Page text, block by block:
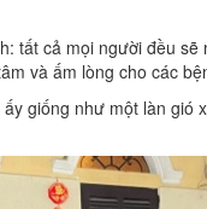
tất cả mọi người đều
và ấm lòng cho các
giống như một làn